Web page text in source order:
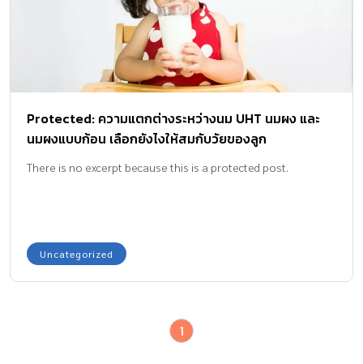
Protected: ความแตกต่างระหว่างนม UHT นมผง และ
นมผงแบบก้อน เลือกยังไงให้สมกับวัยของลูก
There is no excerpt because this is a protected post.
Uncategorized
1